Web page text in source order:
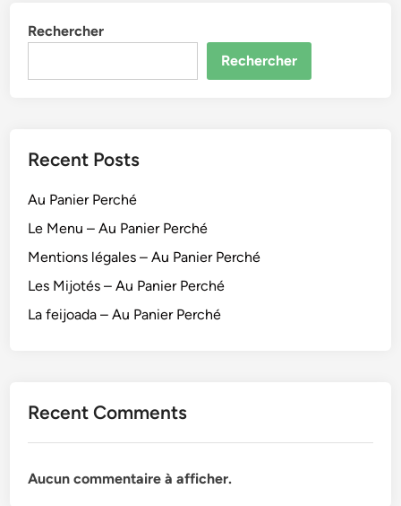
Rechercher
Rechercher
Recent Posts
Au Panier Perché
Le Menu – Au Panier Perché
Mentions légales – Au Panier Perché
Les Mijotés – Au Panier Perché
La feijoada – Au Panier Perché
Recent Comments
Aucun commentaire à afficher.